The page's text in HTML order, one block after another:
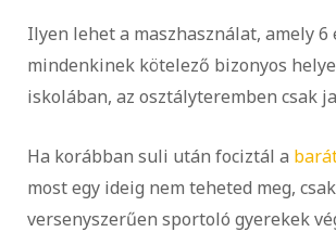
Ilyen lehet a maszhasználat, amely
mindenkinek kötelező bizonyos
iskolában, az osztályteremben csak
Ha korábban suli után fociztál a
most egy ideig nem teheted meg,
versenyszerűen sportoló gyerekek